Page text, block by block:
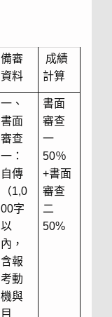
備審
資料
成績
計算
一、
書面
審查
一：
自傳
（1,0
00字
以
內，
含報
考動
機與
目
書面
審查
一
50％
+書面
審查
二
50%